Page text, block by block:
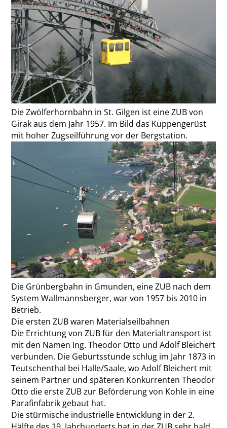
Die Zwölferhornbahn in St. Gilgen ist eine ZUB von
Girak aus dem Jahr 1957. Im Bild das Kuppengerüst
mit hoher Zugseilführung vor der Bergstation.
Die Grünbergbahn in Gmunden, eine ZUB nach dem
System Wallmannsberger, war von 1957 bis 2010 in
Betrieb.
Die ersten ZUB waren Materialseilbahnen
Die Errichtung von ZUB für den Materialtransport ist
mit den Namen Ing. Theodor Otto und Adolf Bleichert
verbunden. Die Geburtsstunde schlug im Jahr 1873 in
Teutschenthal bei Halle/Saale, wo Adolf Bleichert mit
seinem Partner und späteren Konkurrenten Theodor
Otto die erste ZUB zur Beförderung von Kohle in eine
Parafinfabrik gebaut hat.
Die stürmische industrielle Entwicklung in der 2.